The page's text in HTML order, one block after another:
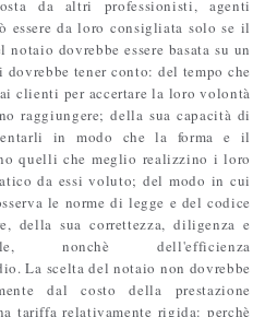
da altri professionisti, agenti
essere da loro consigliata solo se il
dovrebbe essere basata su un
tener conto: del tempo che
clienti per accertare la loro volontà
raggiungere; della sua capacità di
in modo che la forma e il
quelli che meglio realizzino i loro
da essi voluto; del modo in cui
le norme di legge e del codice
della sua correttezza, diligenza e
nonchè dell'efficienza
La scelta del notaio non dovrebbe
dal costo della prestazione
tariffa relativamente rigida: perchè